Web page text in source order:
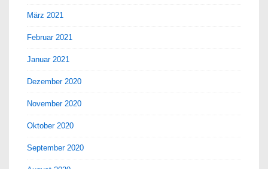
März 2021
Februar 2021
Januar 2021
Dezember 2020
November 2020
Oktober 2020
September 2020